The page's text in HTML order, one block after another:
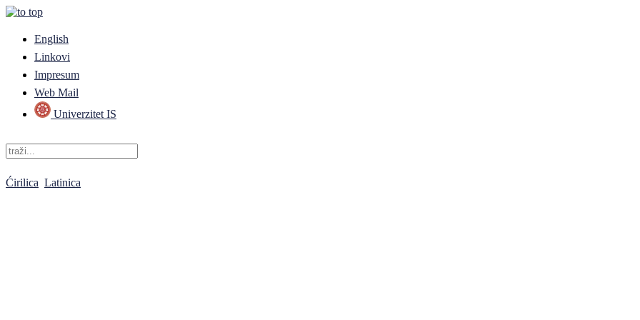
English
Linkovi
Impresum
Web Mail
Univerzitet IS
Ćirilica Latinica